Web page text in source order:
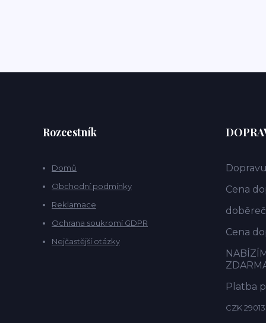
Rozcestník
Domů
Obchodní podmínky
Reklamace
Ochrana soukromí GDPR
Nejčastější otázky
Cena
Cena
Platba
CZK